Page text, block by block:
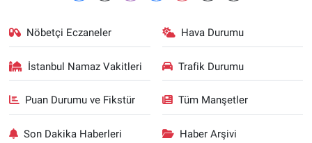
Nöbetçi Eczaneler Hava Durumu
İstanbul Namaz Vakitleri Trafik Durumu
Puan Durumu ve Fikstür Tüm Manşetler
Son Dakika Haberleri Haber Arşivi